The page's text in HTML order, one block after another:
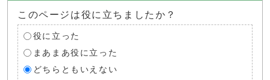
このページは役に立ちましたか？
役に立った
まあまあ役に立った
どちらともいえない